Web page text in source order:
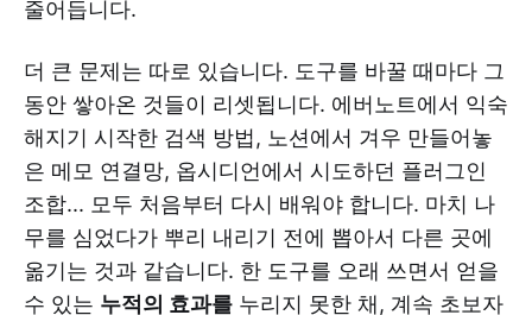
줄어듭니다.
더 큰 문제는 따로 있습니다. 도구를 바꿀 때마다 그
동안 쌓아온 것들이 리셋됩니다. 에버노트에서 익숙
해지기 시작한 검색 방법, 노션에서 겨우 만들어놓
은 메모 연결망, 옵시디언에서 시도하던 플러그인
조합... 모두 처음부터 다시 배워야 합니다. 마치 나
무를 심었다가 뿌리 내리기 전에 뽑아서 다른 곳에
옮기는 것과 같습니다. 한 도구를 오래 쓰면서 얻을
수 있는 누적의 효과를 누리지 못한 채, 계속 초보자